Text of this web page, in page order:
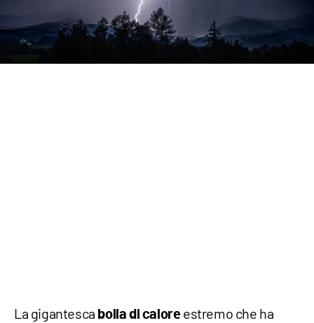
La gigantesca bolla di caloreestremo che ha